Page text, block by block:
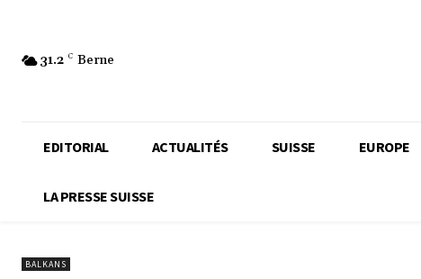
31.2 C Berne
EDITORIAL ACTUALITÉS SUISSE EUROPE
LA PRESSE SUISSE
BALKANS